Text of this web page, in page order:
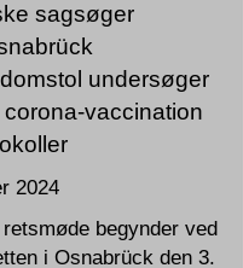
sagsøger
undersøger
vaccination
2024
begynder ved
i Osnabrück den 3.